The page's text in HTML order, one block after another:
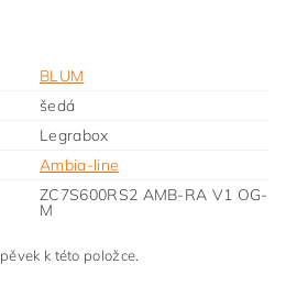
BLUM
šedá
Legrabox
Ambia-line
ZC7S600RS2 AMB-RA V1 OG-
M
k této položce.